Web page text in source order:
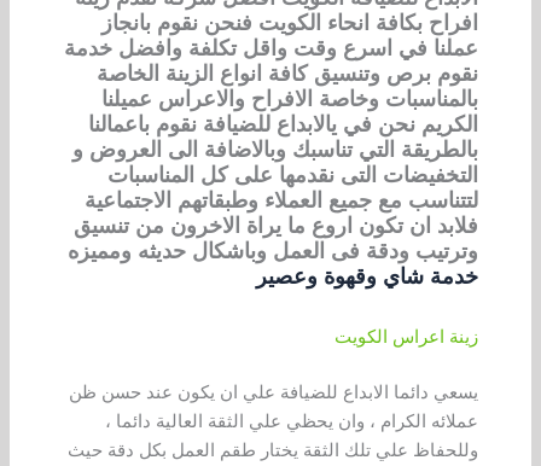
افراح بكافة انحاء الكويت فنحن نقوم بانجاز
عملنا في اسرع وقت واقل تكلفة وافضل خدمة
نقوم برص وتنسيق كافة انواع الزينة الخاصة
بالمناسبات وخاصة الافراح والاعراس عميلنا
الكريم نحن في يالابداع للضيافة نقوم باعمالنا
بالطريقة التي تناسبك وبالاضافة الى العروض و
التخفيضات التى نقدمها على كل المناسبات
لتتناسب مع جميع العملاء وطبقاتهم الاجتماعية
فلابد ان تكون اروع ما يراة الاخرون من تنسيق
وترتيب ودقة فى العمل وباشكال حديثه ومميزه
خدمة شاي وقهوة وعصير
زينة اعراس الكويت
يسعي دائما الابداع للضيافة علي ان يكون عند حسن ظن
عملائه الكرام ، وان يحظي علي الثقة العالية دائما ،
وللحفاظ علي تلك الثقة يختار طقم العمل بكل دقة حيث